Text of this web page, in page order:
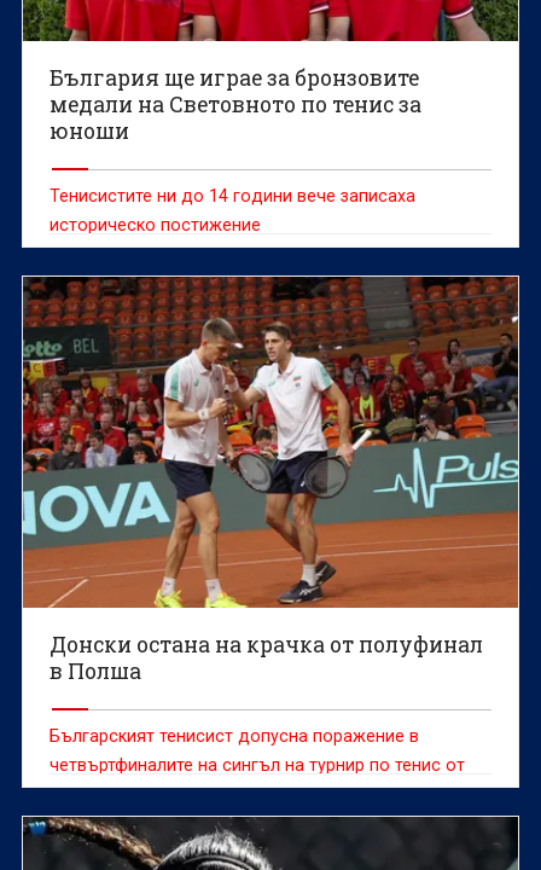
България ще играе за бронзовите
медали на Световното по тенис за
юноши
Тенисистите ни до 14 години вече записаха
историческо постижение
Донски остана на крачка от полуфинал
в Полша
Българският тенисист допусна поражение в
четвъртфиналите на сингъл на турнир по тенис от
сериите "Чалънджър"